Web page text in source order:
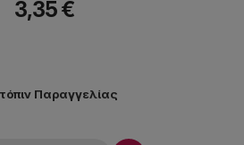
3,35 €
Παραγγελίας